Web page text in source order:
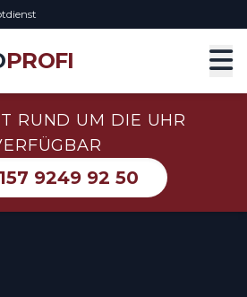
PROFI
RUND UM DIE UHR
9249 92 50